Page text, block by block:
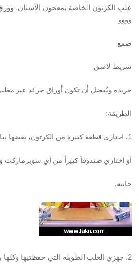
علب الكرتون الخاصة بمعجون الأسنان، وورق
وووو
صمغ
شريط لاصق
جريدة ويُفضل أن تكون أوراق جرائد غير
الطريقة:
1. اختاري قطعة كبيرة من الكرتون، بعضها يباع جاهزاً،
أو اختاري صندوقاً كبيراً من أي
جانبه.
2. جهزي العلب الطويلة التي حفظتيها وكلها بنفس